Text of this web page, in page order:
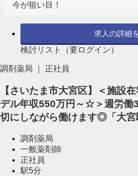
今が狙い目！
求人の詳細
検討リスト（要ログイン）
調剤薬局 ｜ 正社員
【さいたま市大宮区】＜施設
デル年収550万円～☆＞週労働
切にしながら働けます◎「大宮
調剤薬局
一般薬剤師
正社員
駅5分